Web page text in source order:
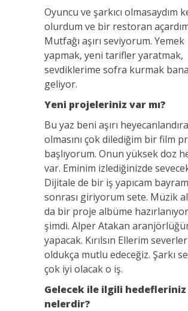
Oyuncu ve şarkıcı olmasaydım
olurdum ve bir restoran
Mutfağı aşırı seviyorum. Yemek
yapmak, yeni tarifler yaratmak,
sevdiklerime sofra kurmak
geliyor.
Yeni projeleriniz var mı?
Bu yaz beni aşırı
olmasını çok dilediğim bir film
başlıyorum. Onun yüksek doz
var. Eminim izlediğinizde
Dijitale de bir iş yapıcam bayram
sonrası giriyorum sete. Müzik
da bir proje albüme
şimdi. Alper Atakan
yapacak. Kırılsın Ellerim
oldukça mutlu edeceğiz. Şarkı
çok iyi olacak o iş.
Gelecek ile ilgili hedefleriniz
nelerdir?